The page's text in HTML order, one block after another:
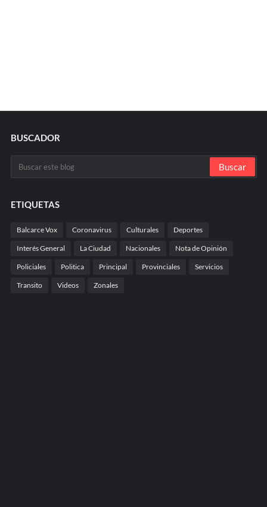
BUSCADOR
ETIQUETAS
Balcarce Vox Coronavirus Culturales Deportes
Interés General La Ciudad Nacionales Nota de Opinión
Policiales Politica Principal Provinciales Servicios
Transito Videos Zonales